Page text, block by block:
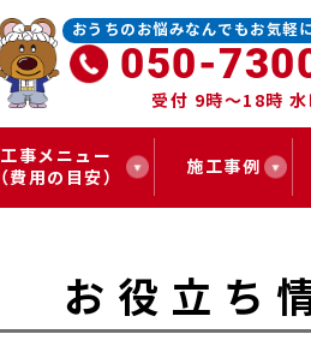
おうちのお悩みなんでもお気軽
050-
受付 9時～18時 水
工事メニュー
（費用の目安）
施工事例
お役立ち